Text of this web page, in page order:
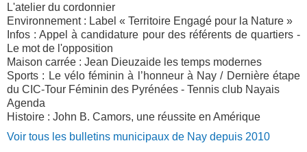
L'atelier du cordonnier
Environnement : Label « Territoire Engagé pour la Nature »
Infos : Appel à candidature pour des référents de quartiers -
Le mot de l'opposition
Maison carrée : Jean Dieuzaide les temps modernes
Sports : Le vélo féminin à l’honneur à Nay / Dernière étape
du CIC-Tour Féminin des Pyrénées - Tennis club Nayais
Agenda
Histoire : John B. Camors, une réussite en Amérique
Voir tous les bulletins municipaux de Nay depuis 2010